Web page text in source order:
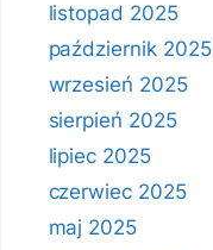
listopad 2025
październik 2025
wrzesień 2025
sierpień 2025
lipiec 2025
czerwiec 2025
maj 2025